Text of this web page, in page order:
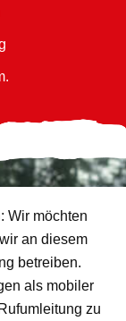
Wir möchten
an diesem
betreiben.
als mobiler
zu